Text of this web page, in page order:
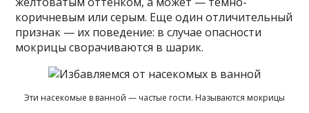
коричневым или серым. Еще один отличительный
признак — их поведение: в случае опасности
мокрицы сворачиваются в шарик.
Эти насекомые в ванной — частые гости. Называются мокрицы